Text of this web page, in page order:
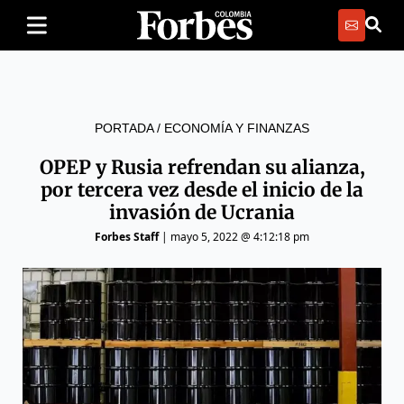
PORTADA/ ECONOMÍA Y FINANZAS
OPEP y Rusia refrendan su alianza,
por tercera vez desde el inicio de la
invasión de Ucrania
Forbes Staff| mayo 5, 2022 @ 4:12:18 pm